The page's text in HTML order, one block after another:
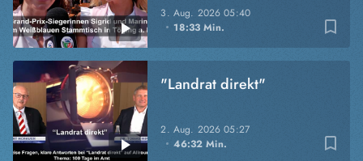
bookmark_border
3. Aug. 202605:40
18:33 Min.
bookmark_border
2. Aug. 202605:27
46:32 Min.
"Landrat direkt"